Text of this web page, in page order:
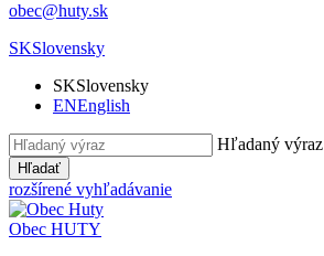
​obec@huty.sk
SKSlovensky
SKSlovensky
ENEnglish
Hľadaný výraz
Hľadať
rozšírené vyhľadávanie
Obec HUTY